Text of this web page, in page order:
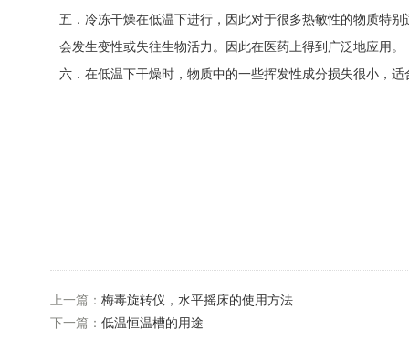
五．冷冻干燥在低温下进行，因此对于很多热敏性的物质特
会发生变性或失往生物活力。因此在医药上得到广泛地应用。
六．在低温下干燥时，物质中的一些挥发性成分损失很小，
上一篇： 梅毒旋转仪，水平摇床的使用方法
下一篇： 低温恒温槽的用途